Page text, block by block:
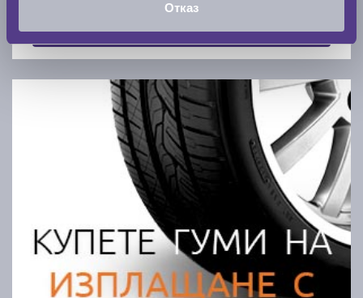
Отказ
Покажи гуми